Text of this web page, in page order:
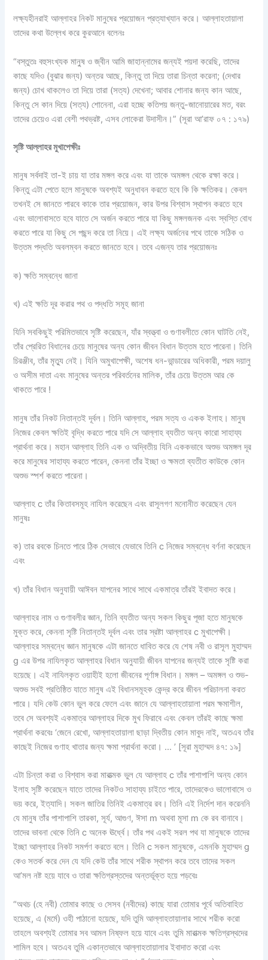
লক্ষ্যহীনরাই আল্লাহর নিকট মানুষের প্রয়োজন প্রত্যাখ্যান করে। আল্লাহতায়ালা
তাদের কথা উল্লেখ করে কুরআনে বলেনঃ
“বস্তুতঃ বহুসংখ্যক মানু্ষ ও জ্বীন আমি জাহান্নামের জন্যই পয়দা করেছি, তাদের
কাছে যদিও (বুঝার জন্য) অন্তর আছে, কিন্তু তা দিয়ে তারা চিন্তা করেনা; (দেখার
জন্য) চোখ থাকলেও তা দিয়ে তারা (সত্য) দেখেনা; আবার শোনার জন্য কান আছে,
কিন্তু সে কান দিয়ে (সত্য) শোনেনা, এরা হচ্ছে কতিপয় জন্তু-জানোয়ারের মত, বরং
তাদের চেয়েও এরা বেশী পথভ্রষ্ট, এসব লোকেরা উদাসীন।” (সূরা আ’রাফ ০৭ : ১৭৯)
সৃষ্টি আল্লাহর মুখাপেক্ষীঃ
মানুষ সর্বদাই তা-ই চায় যা তার মঙ্গল করে এবং যা তাকে অমঙ্গল থেকে রক্ষা করে।
কিন্তু এটা পেতে হলে মানুষকে অবশ্যই অনুধাবন করতে হবে কি কি ক্ষতিকর। কেবল
তখনই সে জানতে পারবে কাকে তার প্রয়োজন, কার উপর বিশ্বাস স্থাপন করতে হবে
এবং ভালোবাসতে হবে যাতে সে অর্জন করতে পারে যা কিছু মঙ্গলজনক এবং স্বস্তি বোধ
করতে পারে যা কিছু সে পছন্দ করে তা নিয়ে। এই লক্ষ্য অর্জনের পথে তাকে সঠিক ও
উত্তম পদ্ধতি অবলম্বন করতে জানতে হবে। তবে এজন্য তার প্রয়োজনঃ
ক) ক্ষতি সম্বন্ধে জানা
খ) এই ক্ষতি দূর করার পথ ও পদ্ধতি সমূহ জানা
যিনি সবকিছুই পরিমিতভাবে সৃষ্টি করেছেন, যাঁর স্বত্ত্বা ও গুণাবলীতে কোন ঘাটতি নেই,
তাঁর প্রেরিত বিধানের চেয়ে মানুষের অন্য কোন জীবন বিধান উত্তম হতে পারেনা। তিনি
চিরঞ্জীব, তাঁর মৃত্যু নেই। যিনি অমুখাপেক্ষী, অশেষ ধন-ভান্ডারের অধিকারী, পরম দয়ালু
ও অসীম দাতা এবং মানুষের অন্তর পরিবর্তনের মালিক, তাঁর চেয়ে উত্তম আর কে
থাকতে পারে !
মানুষ তাঁর নিকট নিতান্তই দূর্বল। তিনি আল্লাহ, পরম সত্য ও একক ইলাহ। মানুষ
নিজের কেবল ক্ষতিই বৃদ্ধি করতে পারে যদি সে আল্লাহ ব্যতীত অন্য কারো সাহায্য
প্রার্থনা করে। মহান আল্লাহ তিনি এক ও অদ্বিতীয় যিনি এককভাবে অশুভ অমঙ্গল দূর
করে মানুষের সাহায্য করতে পারেন, কেননা তাঁর ইচ্ছা ও ক্ষমতা ব্যতীত কাউকে কোন
অশুভ স্পর্শ করতে পারেনা।
আল্লাহ c তাঁর কিতাবসমূহ নাযিল করেছেন এবং রাসূলগণ মনোনীত করেছেন যেন
মানুষঃ
ক) তার রবকে চিনতে পারে ঠিক সেভাবে যেভাবে তিনি c নিজের সম্বন্ধে বর্ণনা করেছেন
এবং
খ) তাঁর বিধান অনুযায়ী আঈবন যাপনের সাথে সাথে একমাত্র তাঁরই ইবাদত করে।
আল্লাহর নাম ও গুণাবলীর জ্ঞান, তিনি ব্যতীত অন্য সকল কিছুর পূজা হতে মানুষকে
মুক্ত করে, কেননা সৃষ্টি নিতান্তই দূর্বল এবং তার স্রষ্টা আল্লাহর c মুখাপেক্ষী।
আল্লাহর সম্বন্ধে জ্ঞান মানুষকে এটা জানতে ধাবিত করে যে শেষ নবী ও রাসূল মুহাম্মদ
g এর উপর নাযিলকৃত আল্লাহর বিধান অনুযায়ী জীবন যাপনের জন্যই তাকে সৃষ্টি করা
হয়েছে। এই নাযিলকৃত ওয়াহীই হলো জীবনের পূর্ণাঙ্গ বিধান। মঙ্গল – অমঙ্গল ও শুভ-
অশুভ সবই প্রতিষ্ঠিত যাতে মানুষ এই বিধানসমূহক কেন্দ্র করে জীবন পরিচালনা করত
পারে। যদি কেউ কোন ভুল করে ফেলে এবং জানে যে আল্লাহতায়ালা পরম ক্ষমাশীল,
তবে সে অবশ্যই একমাত্র আল্লাহর দিকে মুখ ফিরাবে এবং কেবল তাঁরই কাছে ক্ষমা
প্রার্থনা করবেঃ ‘জেনে রেখো, আল্লাহতায়ালা ছাড়া দ্বিতীয় কোন মাবুদ নাই, অতএব তাঁর
কাছেই নিজের গুণাহ খাতার জন্য ক্ষমা প্রার্থনা করো। … ’ [সূরা মুহাম্মদ ৪৭: ১৯]
এটা চিন্তা করা ও বিশ্বাস করা মারাত্মক ভুল যে আল্লাহ c তাঁর পাশাপাশি অন্য কোন
ইলাহ সৃষ্টি করেছেন যাতে তাদের নিকটও সাহায্য চাইতে পারে, তাদেরকেও ভালোবাসে ও
ভয় করে, ইত্যাদি। সকল জাতির তিনিই একমাত্র রব। তিনি এই নির্দেশ দান করেননি
যে মানুষ তাঁর পাশাপাশি তারকা, সূর্য, আগুণ, ঈসা m অথবা মূসা m কে রব বানাবে।
তাদের ভাবনা থেকে তিনি c অনেক ঊর্ধ্বে। তাঁর পথ একই সরল পথ যা মানুষকে তাদের
ইচ্ছা আল্লাহর নিকট সমর্পণ করতে বলে। তিনি c সকল মানুষকে, এমনকি মুহাম্মদ g
কেও সতর্ক করে দেন যে যদি কেউ তাঁর সাথে শরীক স্থাপন করে তবে তাদের সকল
আ’মল নষ্ট হয়ে যাবে ও তারা ক্ষতিগ্রস্তদের অন্তর্ভূক্ত হয়ে পড়বেঃ
“অথচ (হে নবী) তোমার কাছে ও সেসব (নবীদের) কাছে যারা তোমার পূর্বে অতিবাহিত
হয়েছে, এ (মর্মে) ওহী পাঠানো হয়েছে, যদি তুমি আল্লাহতায়ালার সাথে শরীক করো
তাহলে অবশ্যই তোমার সব আমল নিষ্ফল হয়ে যাবে এবং তুমি মারাত্মক ক্ষতিগ্রস্থদের
শামিল হবে। অতএব তুমি একান্তভাবে আল্লাহতায়ালার ইবাদাত করো এবং